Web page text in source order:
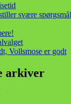
svære
Vollsmose er godt
arkiver